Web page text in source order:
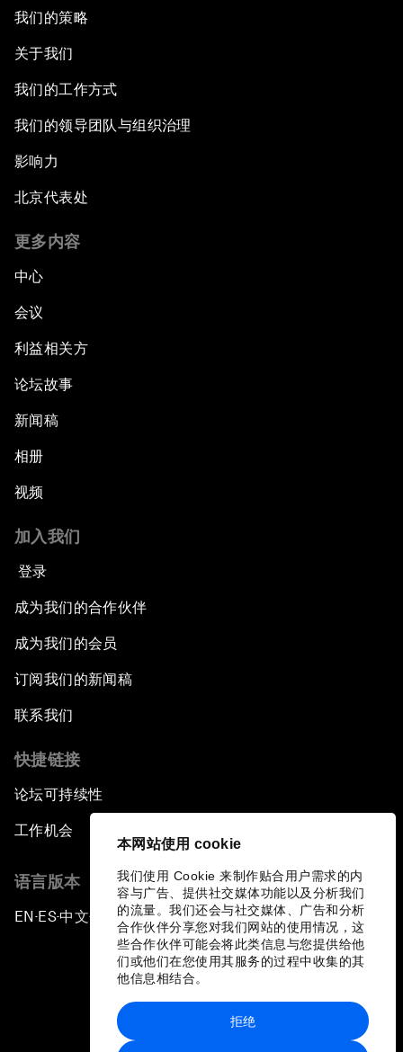
本网站使用 cookie
我们使用 Cookie 来制作贴合用户需求的内
容与广告、提供社交媒体功能以及分析我们
的流量。我们还会与社交媒体、广告和分析
合作伙伴分享您对我们网站的使用情况，这
些合作伙伴可能会将此类信息与您提供给他
们或他们在您使用其服务的过程中收集的其
他信息相结合。
拒绝
我们的策略
关于我们
我们的工作方式
我们的领导团队与组织治理
影响力
北京代表处
更多内容
中心
会议
利益相关方
论坛故事
新闻稿
相册
视频
加入我们
登录
成为我们的合作伙伴
成为我们的会员
订阅我们的新闻稿
联系我们
快捷链接
论坛可持续性
工作机会
语言版本
EN ▪ES▪中文▪ 日本語